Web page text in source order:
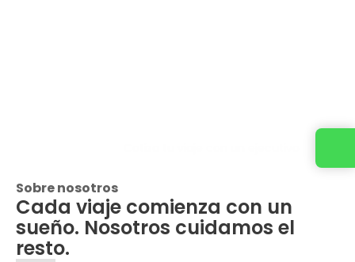
Sobre nosotros
Cada viaje comienza con un
sueño. Nosotros cuidamos el
resto.